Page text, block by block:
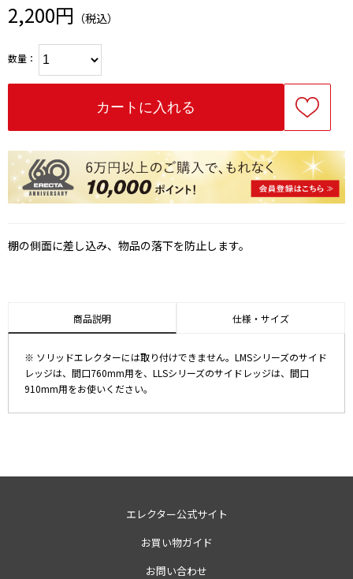
2,200円 （税込）
数量：
棚の側面に差し込み、物品の落下を防止します。
商品説明 仕様・サイズ
※ ソリッドエレクターには取り付けできません。LMSシリーズのサイド
レッジは、間口760mm用を、LLSシリーズのサイドレッジは、間口
910mm用をお使いください。
エレクター公式サイト
お買い物ガイド
お問い合わせ